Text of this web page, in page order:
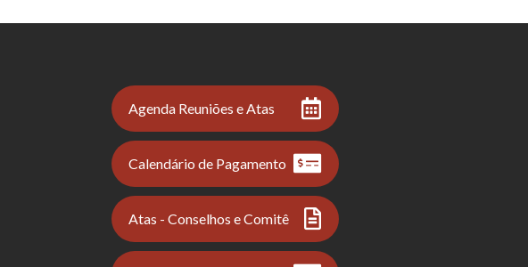
Agenda Reuniões e Atas
Calendário de Pagamento
Atas - Conselhos e Comitê